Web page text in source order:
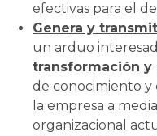
efectivas para el
Genera y
un arduo
transformación y
de conocimiento y
la empresa a
organizacional